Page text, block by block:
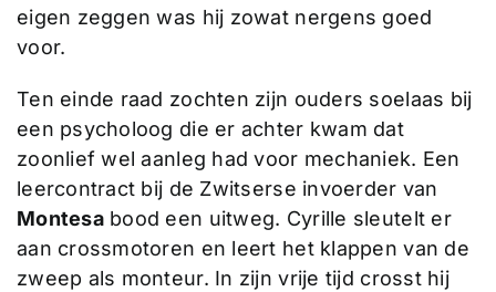
eigen zeggen was hij zowat nergens goed
voor.
Ten einde raad zochten zijn ouders soelaas bij
een psycholoog die er achter kwam dat
zoonlief wel aanleg had voor mechaniek. Een
leercontract bij de Zwitserse invoerder van
Montesabood een uitweg. Cyrille sleutelt er
aan crossmotoren en leert het klappen van de
zweep als monteur. In zijn vrije tijd crosst hij